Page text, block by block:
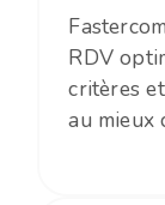
RDV
critères
au mieux